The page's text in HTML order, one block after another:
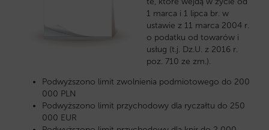
1 marca i 1 lipca br. w
ustawie z 11 marca 2004 r.
o podatku od towarów i
usług (t.j. Dz.U. z 2016 r.
poz. 710 ze zm.).
Podwyższono limit zwolnienia podmiotowego do 200
000 PLN
Podwyższono limit przychodowy dla ryczałtu do 250
000 EUR